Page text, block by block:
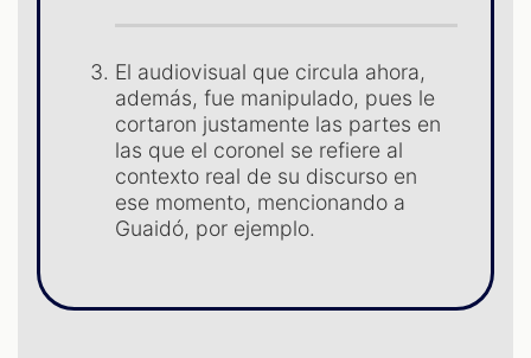
El audiovisual que circula ahora,
además, fue manipulado, pues le
cortaron justamente las partes en
las que el coronel se refiere al
contexto real de su discurso en
ese momento, mencionando a
Guaidó, por ejemplo.